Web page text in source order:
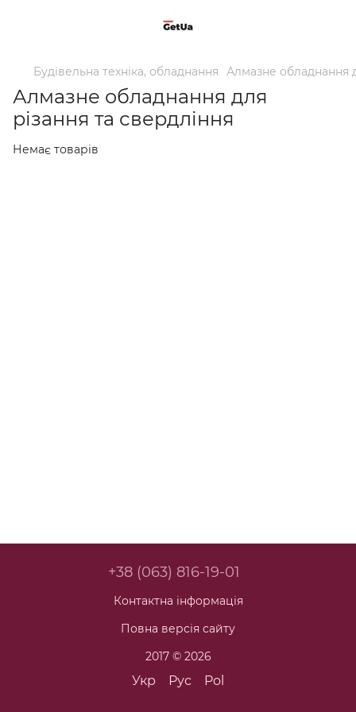
Будівельна техніка, обладнання Алмазне обладнання
Алмазне обладнання для
різання та свердління
Немає товарів
+38 (063) 816-19-01
Контактна інформація
Повна версія сайту
2017 © 2026
Укр Рус Pol